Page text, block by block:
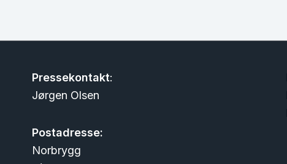
Pressekontakt:
Jørgen Olsen
Postadresse:
Norbrygg